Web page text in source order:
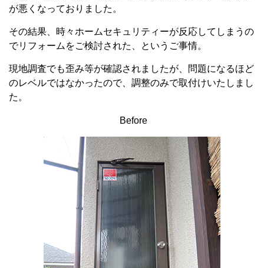
が悪くなっておりました。
その結果、時々ホームセキュリティーが反応してしまうの
でリフォームをご検討された、というご事情。
現地調査でも歪み等が確認されましたが、問題になるほど
のレベルではなかったので、調整のみで取付けいたしまし
た。
Before